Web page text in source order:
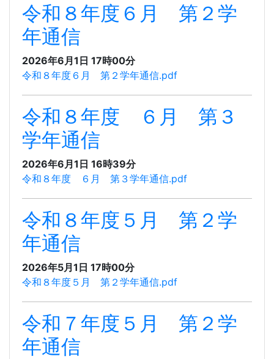
令和８年度６月 第２学
年通信
2026年6月1日 17時00分
令和８年度６月 第２学年通信.pdf
令和８年度 ６月 第３
学年通信
2026年6月1日 16時39分
令和８年度 ６月 第３学年通信.pdf
令和８年度５月 第２学
年通信
2026年5月1日 17時00分
令和８年度５月 第２学年通信.pdf
令和７年度５月 第２学
年通信